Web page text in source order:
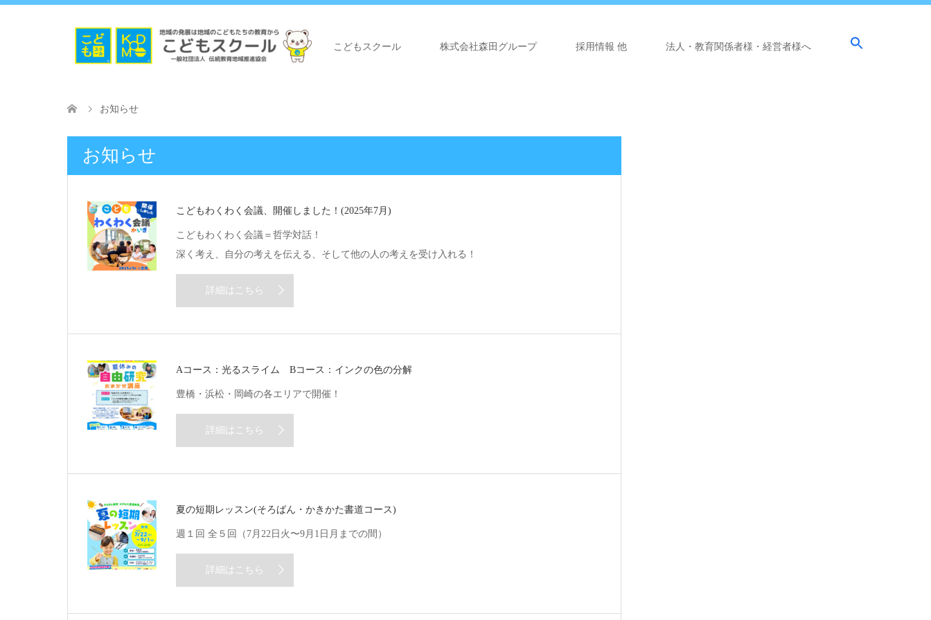
こどもスクール 株式会社森田グループ 採用情報 他 法人・教育関係者様・経営者様へ
お知らせ
お知らせ
こどもわくわく会議、開催しました！(2025年7月)
こどもわくわく会議＝哲学対話！
深く考え、自分の考えを伝える、そして他の人の考えを受け入れる！
詳細はこちら
Aコース：光るスライム Bコース：インクの色の分解
豊橋・浜松・岡崎の各エリアで開催！
詳細はこちら
夏の短期レッスン(そろばん・かきかた書道コース)
週１回 全５回（7月22日火〜9月1日月までの間）
詳細はこちら